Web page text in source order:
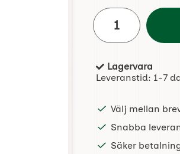
antal
Tillgänglighet:
Lagervara
Leveranstid: 1-7
Välj mellan
Snabba
Säker